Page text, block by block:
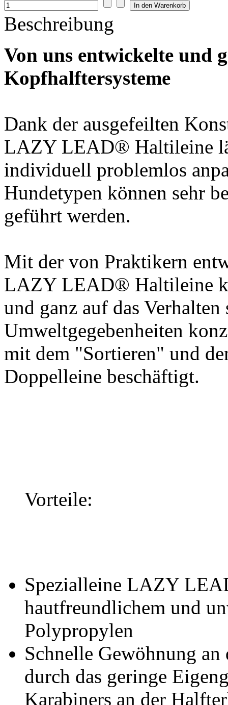
Beschreibung
Von uns entwickelte und
Kopfhalftersysteme
Dank der ausgefeilten
LAZY LEAD® Haltileine
individuell problemlos
Hundetypen können sehr
geführt werden.
Mit der von Praktikern
LAZY LEAD® Haltileine
und ganz auf das
Umweltgegebenheiten
mit dem "Sortieren" und
Doppelleine beschäftigt.
Vorteile:
Spezialleine LAZY
hautfreundlichem und
Polypropylen
Schnelle Gewöhnung
durch das geringe
Karabiners an der